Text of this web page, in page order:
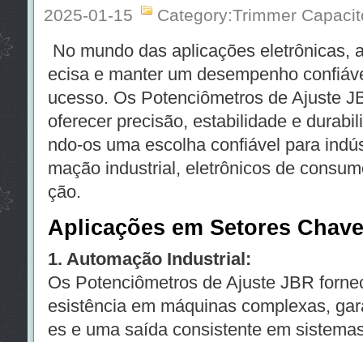
2025-01-15 Category:Trimmer
No mundo das aplicações eletrônicas,
ecisa e manter um desempenho
ucesso. Os Potenciômetros de Ajuste
oferecer precisão, estabilidade e
ndo-os uma escolha confiável para
mação industrial, eletrônicos de
ção.
Aplicações em Setores Chave
1. Automação Industrial:
Os Potenciômetros de Ajuste JBR
esistência em máquinas complexas,
es e uma saída consistente em